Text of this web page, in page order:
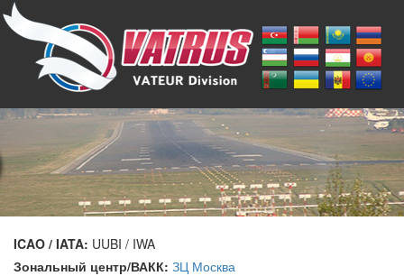
ICAO / IATA: UUBI / IWA
Зональный центр/ВАКК: ЗЦ Москва